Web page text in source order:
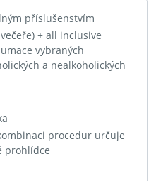
příslušenstvím
+ all inclusive
vybraných
a nealkoholických
procedur určuje
prohlídce